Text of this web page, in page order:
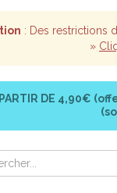
: Des restrictions
»
DE 4,90€